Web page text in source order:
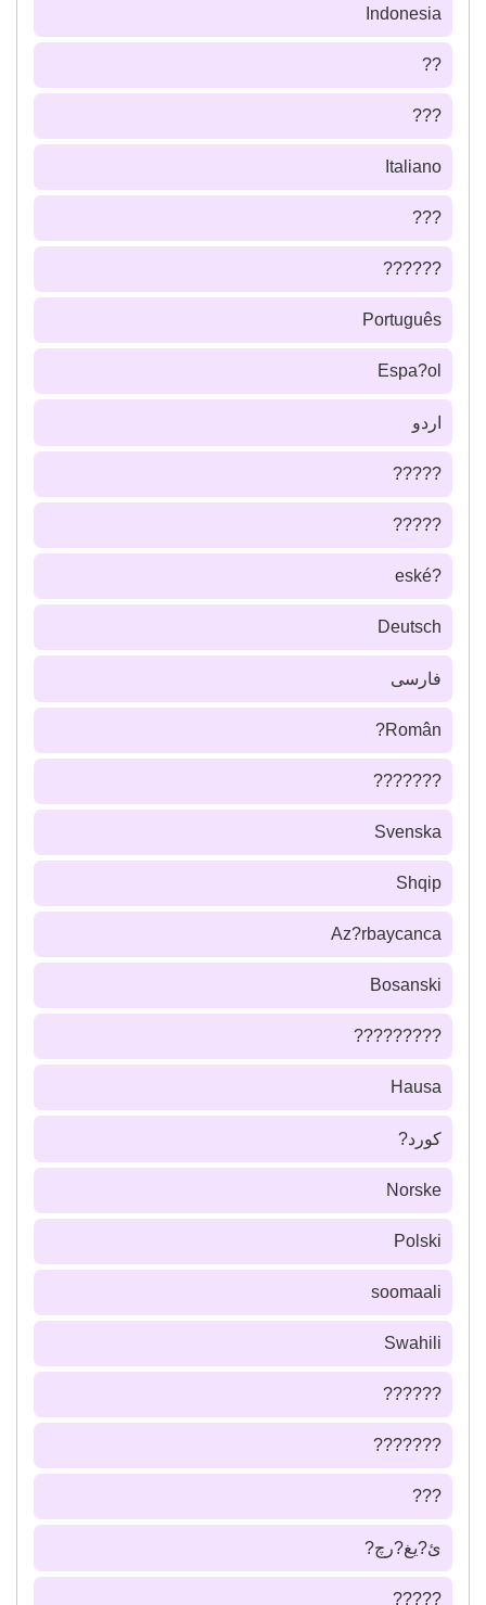
Indonesia
??
???
Italiano
???
??????
Português
Espa?ol
اردو
?????
?????
?eské
Deutsch
فارسى
Român?
???????
Svenska
Shqip
Az?rbaycanca
Bosanski
?????????
Hausa
كورد?
Norske
Polski
soomaali
Swahili
??????
???????
???
ئ?يغ?رچ?
?????